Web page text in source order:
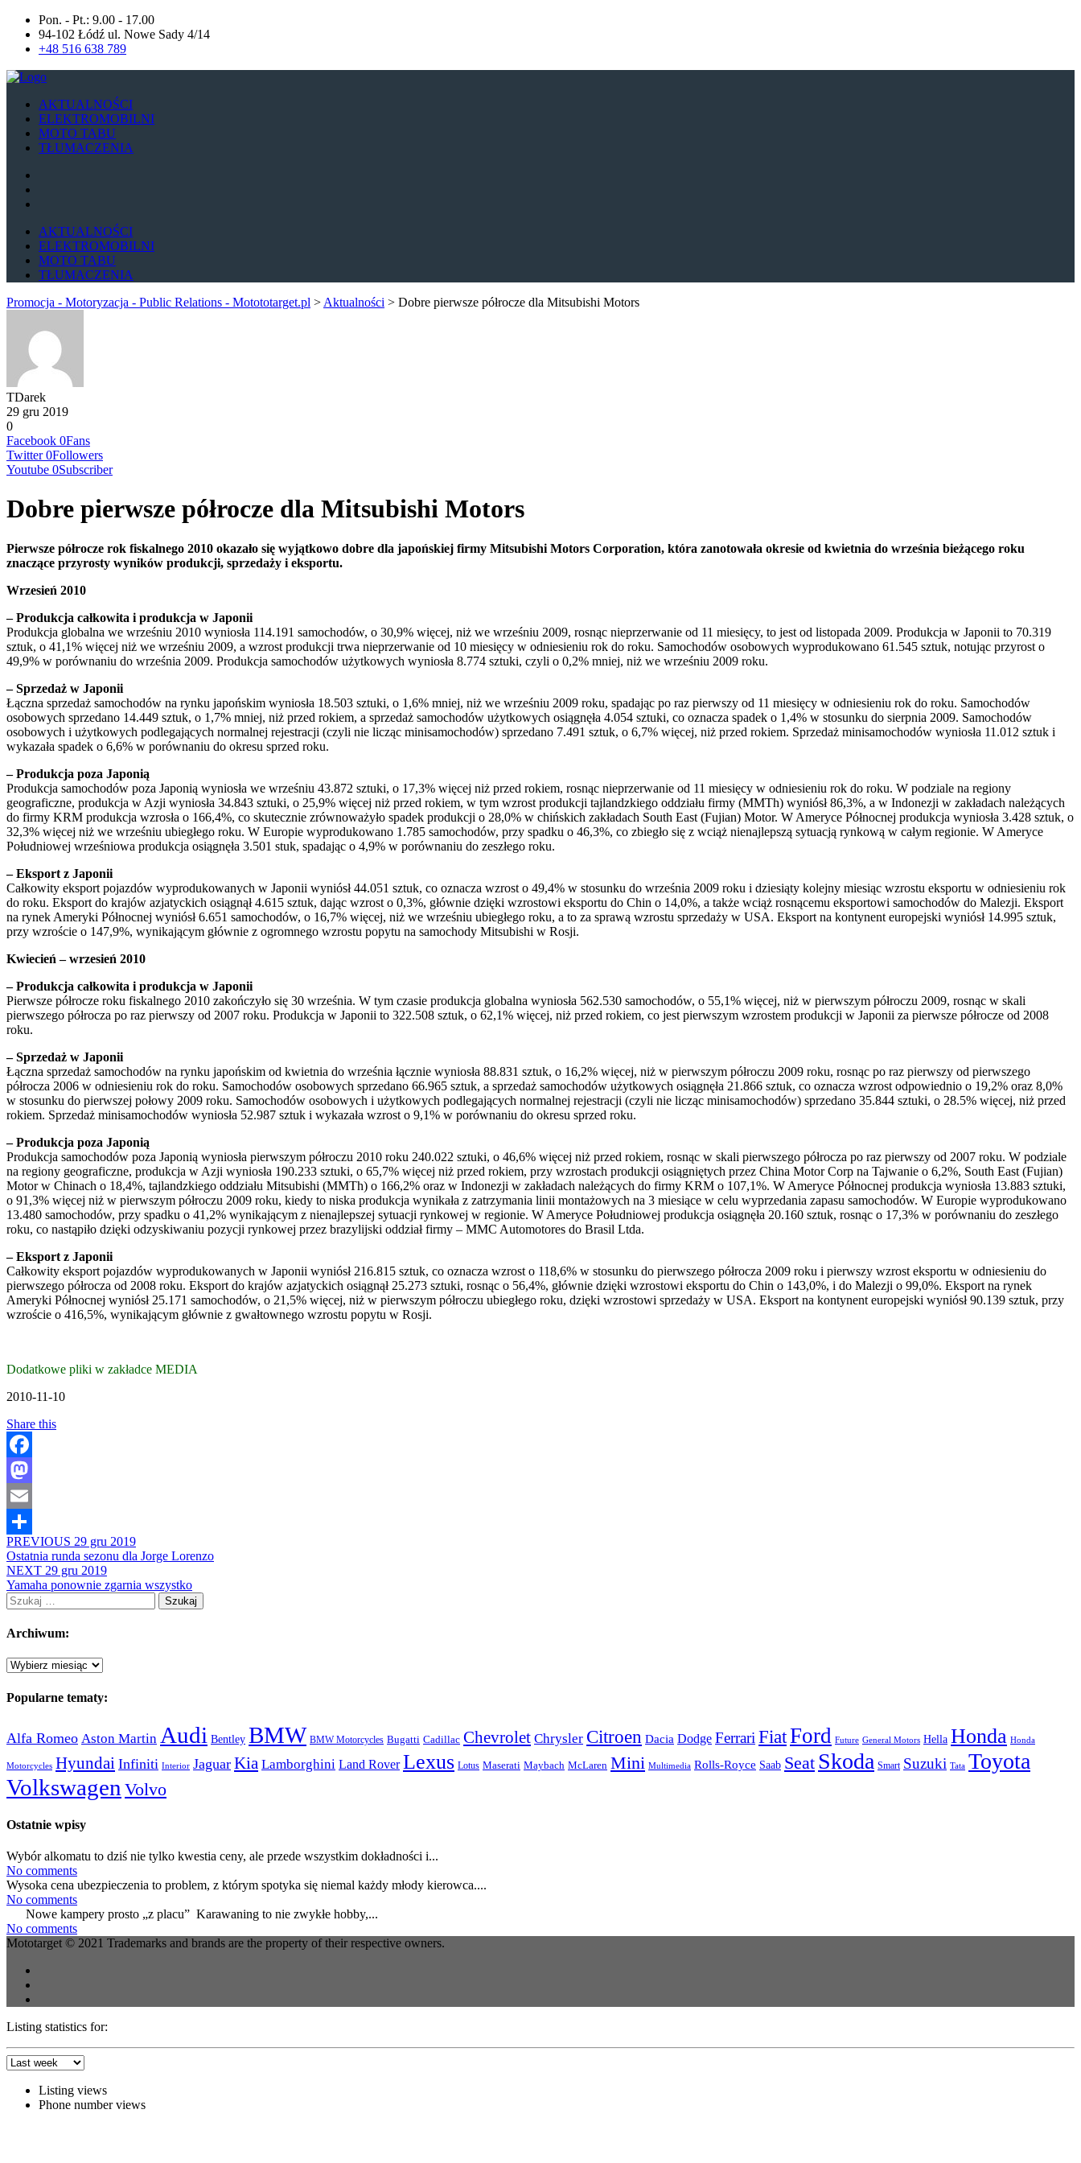
Pon. - Pt.: 9.00 - 17.00
94-102 Łódź ul. Nowe Sady 4/14
+48 516 638 789
AKTUALNOŚCI
ELEKTROMOBILNI
MOTO TABU
TŁUMACZENIA
AKTUALNOŚCI
ELEKTROMOBILNI
MOTO TABU
TŁUMACZENIA
Promocja - Motoryzacja - Public Relations - Motototarget.pl > Aktualności > Dobre pierwsze półrocze dla Mitsubishi Motors
TDarek
29 gru 2019
0
Facebook 0Fans
Twitter 0Followers
Youtube 0Subscriber
Dobre pierwsze półrocze dla Mitsubishi Motors
Pierwsze półrocze rok fiskalnego 2010 okazało się wyjątkowo dobre dla japońskiej firmy Mitsubishi Motors Corporation, która zanotowała okresie od kwietnia do września bieżącego roku
znaczące przyrosty wyników produkcji, sprzedaży i eksportu.
Wrzesień 2010
– Produkcja całkowita i produkcja w Japonii
Produkcja globalna we wrześniu 2010 wyniosła 114.191 samochodów, o 30,9% więcej, niż we wrześniu 2009, rosnąc nieprzerwanie od 11 miesięcy, to jest od listopada 2009. Produkcja w Japonii to 70.319
sztuk, o 41,1% więcej niż we wrześniu 2009, a wzrost produkcji trwa nieprzerwanie od 10 miesięcy w odniesieniu rok do roku. Samochodów osobowych wyprodukowano 61.545 sztuk, notując przyrost o
49,9% w porównaniu do września 2009. Produkcja samochodów użytkowych wyniosła 8.774 sztuki, czyli o 0,2% mniej, niż we wrześniu 2009 roku.
– Sprzedaż w Japonii
Łączna sprzedaż samochodów na rynku japońskim wyniosła 18.503 sztuki, o 1,6% mniej, niż we wrześniu 2009 roku, spadając po raz pierwszy od 11 miesięcy w odniesieniu rok do roku. Samochodów
osobowych sprzedano 14.449 sztuk, o 1,7% mniej, niż przed rokiem, a sprzedaż samochodów użytkowych osiągnęła 4.054 sztuki, co oznacza spadek o 1,4% w stosunku do sierpnia 2009. Samochodów
osobowych i użytkowych podlegających normalnej rejestracji (czyli nie licząc minisamochodów) sprzedano 7.491 sztuk, o 6,7% więcej, niż przed rokiem. Sprzedaż minisamochodów wyniosła 11.012 sztuk i
wykazała spadek o 6,6% w porównaniu do okresu sprzed roku.
– Produkcja poza Japonią
Produkcja samochodów poza Japonią wyniosła we wrześniu 43.872 sztuki, o 17,3% więcej niż przed rokiem, rosnąc nieprzerwanie od 11 miesięcy w odniesieniu rok do roku. W podziale na regiony
geograficzne, produkcja w Azji wyniosła 34.843 sztuki, o 25,9% więcej niż przed rokiem, w tym wzrost produkcji tajlandzkiego oddziału firmy (MMTh) wyniósł 86,3%, a w Indonezji w zakładach należących
do firmy KRM produkcja wzrosła o 166,4%, co skutecznie zrównoważyło spadek produkcji o 28,0% w chińskich zakładach South East (Fujian) Motor. W Ameryce Północnej produkcja wyniosła 3.428 sztuk, o
32,3% więcej niż we wrześniu ubiegłego roku. W Europie wyprodukowano 1.785 samochodów, przy spadku o 46,3%, co zbiegło się z wciąż nienajlepszą sytuacją rynkową w całym regionie. W Ameryce
Południowej wrześniowa produkcja osiągnęła 3.501 stuk, spadając o 4,9% w porównaniu do zeszłego roku.
– Eksport z Japonii
Całkowity eksport pojazdów wyprodukowanych w Japonii wyniósł 44.051 sztuk, co oznacza wzrost o 49,4% w stosunku do września 2009 roku i dziesiąty kolejny miesiąc wzrostu eksportu w odniesieniu rok
do roku. Eksport do krajów azjatyckich osiągnął 4.615 sztuk, dając wzrost o 0,3%, głównie dzięki wzrostowi eksportu do Chin o 14,0%, a także wciąż rosnącemu eksportowi samochodów do Malezji. Eksport
na rynek Ameryki Północnej wyniósł 6.651 samochodów, o 16,7% więcej, niż we wrześniu ubiegłego roku, a to za sprawą wzrostu sprzedaży w USA. Eksport na kontynent europejski wyniósł 14.995 sztuk,
przy wzroście o 147,9%, wynikającym głównie z ogromnego wzrostu popytu na samochody Mitsubishi w Rosji.
Kwiecień – wrzesień 2010
– Produkcja całkowita i produkcja w Japonii
Pierwsze półrocze roku fiskalnego 2010 zakończyło się 30 września. W tym czasie produkcja globalna wyniosła 562.530 samochodów, o 55,1% więcej, niż w pierwszym półroczu 2009, rosnąc w skali
pierwszego półrocza po raz pierwszy od 2007 roku. Produkcja w Japonii to 322.508 sztuk, o 62,1% więcej, niż przed rokiem, co jest pierwszym wzrostem produkcji w Japonii za pierwsze półrocze od 2008
roku.
– Sprzedaż w Japonii
Łączna sprzedaż samochodów na rynku japońskim od kwietnia do września łącznie wyniosła 88.831 sztuk, o 16,2% więcej, niż w pierwszym półroczu 2009 roku, rosnąc po raz pierwszy od pierwszego
półrocza 2006 w odniesieniu rok do roku. Samochodów osobowych sprzedano 66.965 sztuk, a sprzedaż samochodów użytkowych osiągnęła 21.866 sztuk, co oznacza wzrost odpowiednio o 19,2% oraz 8,0%
w stosunku do pierwszej połowy 2009 roku. Samochodów osobowych i użytkowych podlegających normalnej rejestracji (czyli nie licząc minisamochodów) sprzedano 35.844 sztuki, o 28.5% więcej, niż przed
rokiem. Sprzedaż minisamochodów wyniosła 52.987 sztuk i wykazała wzrost o 9,1% w porównaniu do okresu sprzed roku.
– Produkcja poza Japonią
Produkcja samochodów poza Japonią wyniosła pierwszym półroczu 2010 roku 240.022 sztuki, o 46,6% więcej niż przed rokiem, rosnąc w skali pierwszego półrocza po raz pierwszy od 2007 roku. W podziale
na regiony geograficzne, produkcja w Azji wyniosła 190.233 sztuki, o 65,7% więcej niż przed rokiem, przy wzrostach produkcji osiągniętych przez China Motor Corp na Tajwanie o 6,2%, South East (Fujian)
Motor w Chinach o 18,4%, tajlandzkiego oddziału Mitsubishi (MMTh) o 166,2% oraz w Indonezji w zakładach należących do firmy KRM o 107,1%. W Ameryce Północnej produkcja wyniosła 13.883 sztuki,
o 91,3% więcej niż w pierwszym półroczu 2009 roku, kiedy to niska produkcja wynikała z zatrzymania linii montażowych na 3 miesiące w celu wyprzedania zapasu samochodów. W Europie wyprodukowano
13.480 samochodów, przy spadku o 41,2% wynikającym z nienajlepszej sytuacji rynkowej w regionie. W Ameryce Południowej produkcja osiągnęła 20.160 sztuk, rosnąc o 17,3% w porównaniu do zeszłego
roku, co nastąpiło dzięki odzyskiwaniu pozycji rynkowej przez brazylijski oddział firmy – MMC Automotores do Brasil Ltda.
– Eksport z Japonii
Całkowity eksport pojazdów wyprodukowanych w Japonii wyniósł 216.815 sztuk, co oznacza wzrost o 118,6% w stosunku do pierwszego półrocza 2009 roku i pierwszy wzrost eksportu w odniesieniu do
pierwszego półrocza od 2008 roku. Eksport do krajów azjatyckich osiągnął 25.273 sztuki, rosnąc o 56,4%, głównie dzięki wzrostowi eksportu do Chin o 143,0%, i do Malezji o 99,0%. Eksport na rynek
Ameryki Północnej wyniósł 25.171 samochodów, o 21,5% więcej, niż w pierwszym półroczu ubiegłego roku, dzięki wzrostowi sprzedaży w USA. Eksport na kontynent europejski wyniósł 90.139 sztuk, przy
wzroście o 416,5%, wynikającym głównie z gwałtownego wzrostu popytu w Rosji.
Dodatkowe pliki w zakładce MEDIA
2010-11-10
Share this
Facebook
Mastodon
Email
Share
PREVIOUS 29 gru 2019
Ostatnia runda sezonu dla Jorge Lorenzo
NEXT 29 gru 2019
Yamaha ponownie zgarnia wszystko
Szukaj:
Archiwum:
Archiwum:
Popularne tematy:
Alfa Romeo Aston Martin Audi Bentley BMW BMW Motorcycles Bugatti Cadillac Chevrolet Chrysler Citroen Dacia Dodge Ferrari FiatFord Future General Motors Hella Honda Honda
Motorcycles Hyundai Infiniti Interior Jaguar Kia Lamborghini Land Rover Lexus Lotus Maserati Maybach McLaren Mini Multimedia Rolls-Royce Saab Seat Skoda Smart Suzuki Tata Toyota
Volkswagen Volvo
Ostatnie wpisy
Wybór alkomatu to dziś nie tylko kwestia ceny, ale przede wszystkim dokładności i...
No comments
Wysoka cena ubezpieczenia to problem, z którym spotyka się niemal każdy młody kierowca....
No comments
Nowe kampery prosto „z placu” Karawaning to nie zwykłe hobby,...
No comments
Mototarget © 2021 Trademarks and brands are the property of their respective owners.
Listing statistics for:
Listing views
Phone number views